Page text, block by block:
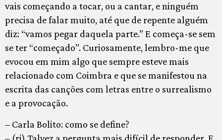
vais começando a tocar, ou a cantar, e ninguém
precisa de falar muito, até que de repente alguém
diz: “vamos pegar daquela parte.” E começa-se sem
se ter “começado”. Curiosamente, lembro-me que
evocou em mim algo que sempre esteve mais
relacionado com Coimbra e que se manifestou na
escrita das canções com letras entre o surrealismo
e a provocação.
– Carla Bolito: como se define?